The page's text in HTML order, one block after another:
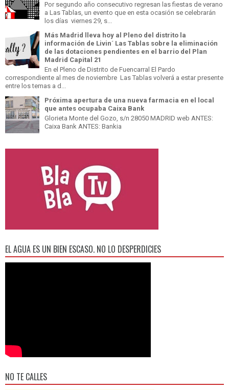
Por segundo año consecutivo regresan las fiestas de verano
a Las Tablas, un evento que en esta ocasión se celebrarán
los días viernes 29, s...
Más Madrid lleva hoy al Pleno del distrito la
información de Livin´ Las Tablas sobre la eliminación
de las dotaciones pendientes en el barrio del Plan
Madrid Capital 21
En el Pleno de Distrito de Fuencarral El Pardo
correspondiente al mes de noviembre Las Tablas volverá a estar presente
entre los temas a d...
Próxima apertura de una nueva farmacia en el local
que antes ocupaba Caixa Bank
Glorieta Monte del Gozo, s/n 28050 MADRID web ANTES:
Caixa Bank ANTES: Bankia
EL AGUA ES UN BIEN ESCASO. NO LO DESPERDICIES
NO TE CALLES